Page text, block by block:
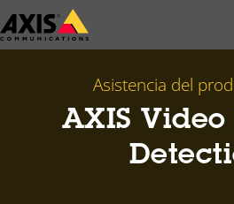
Saltar
al
Asistencia del
AXIS